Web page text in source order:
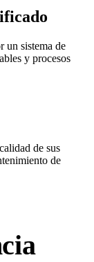
un sistema de
y procesos
de sus
de